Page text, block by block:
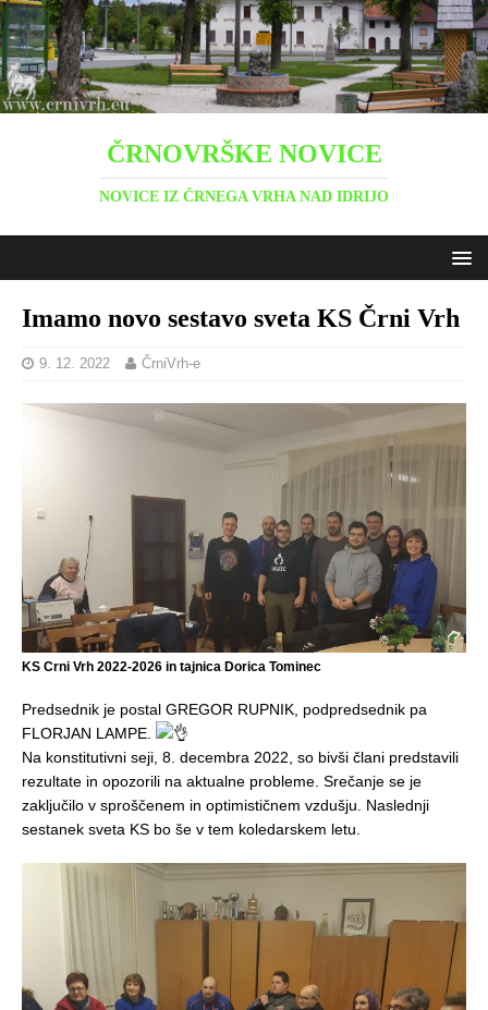
ČRNOVRŠKE NOVICE
NOVICE IZ ČRNEGA VRHA NAD IDRIJO
Imamo novo sestavo sveta KS Črni Vrh
9. 12. 2022 ČrniVrh-e
KS Crni Vrh 2022-2026 in tajnica Dorica Tominec
Predsednik je postal GREGOR RUPNIK, podpredsednik pa
FLORJAN LAMPE.
Na konstitutivni seji, 8. decembra 2022, so bivši člani predstavili
rezultate in opozorili na aktualne probleme. Srečanje se je
zaključilo v sproščenem in optimističnem vzdušju. Naslednji
sestanek sveta KS bo še v tem koledarskem letu.